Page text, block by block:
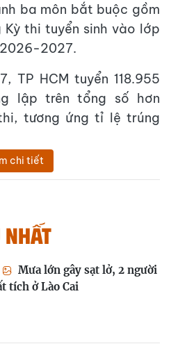
ba môn bắt buộc gồm
Kỳ thi tuyển sinh vào lớp
2026-2027.
TP HCM tuyển 118.955
lập trên tổng số hơn
tương ứng tỉ lệ trúng
chi tiết
nhất
Mưa lớn gây sạt lở, 2 người
tích ở Lào Cai